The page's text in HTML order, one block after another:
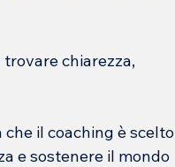
chiarezza,
che il coaching è scelto
e sostenere il mondo